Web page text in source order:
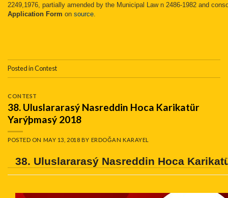
2249,1976, partially amended by the Municipal Law n 2486-1982 and
Application Form on source
Posted inContest
CONTEST
38. Uluslararasý Nasreddin Hoca Karikatür
Yarýþmasý 2018
POSTED ON MAY 13, 2018 BY ERDOĞAN KARAYEL
38. Uluslararasý Nasreddin Hoca